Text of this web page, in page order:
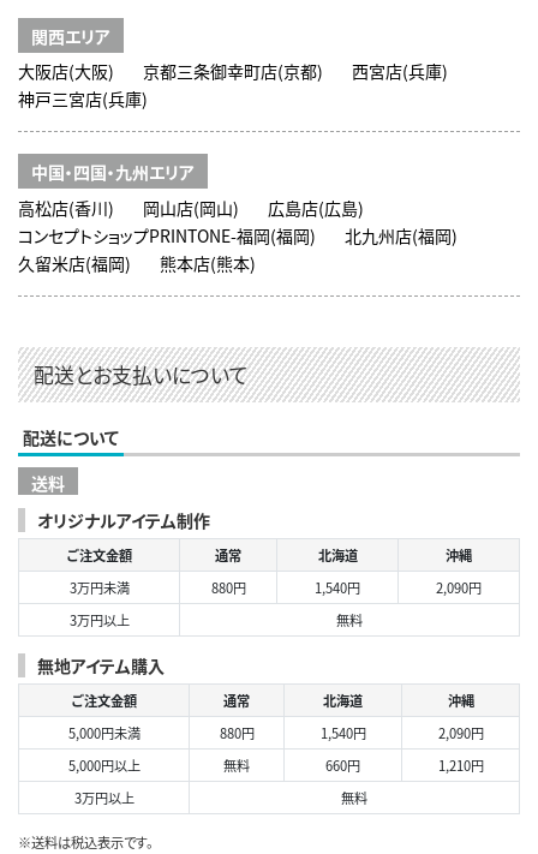
関西エリア
大阪店(大阪)
京都三条御幸町店(京都)
西宮店(兵庫)
神戸三宮店(兵庫)
中国・四国・九州エリア
高松店(香川)
岡山店(岡山)
広島店(広島)
コンセプトショップPRINTONE-福岡(福岡)
北九州店(福岡)
久留米店(福岡)
熊本店(熊本)
配送とお支払いについて
配送について
送料
オリジナルアイテム制作
ご注文金額 通常 北海道
沖縄
3万円未満
880円 1,540円
2,090円
3万円以上
無料
無地アイテム購入
ご注文金額 通常 北海道
沖縄
5,000円未満
880円 1,540円
2,090円
5,000円以上
無料 660円
1,210円
3万円以上
無料
※送料は税込表示です。